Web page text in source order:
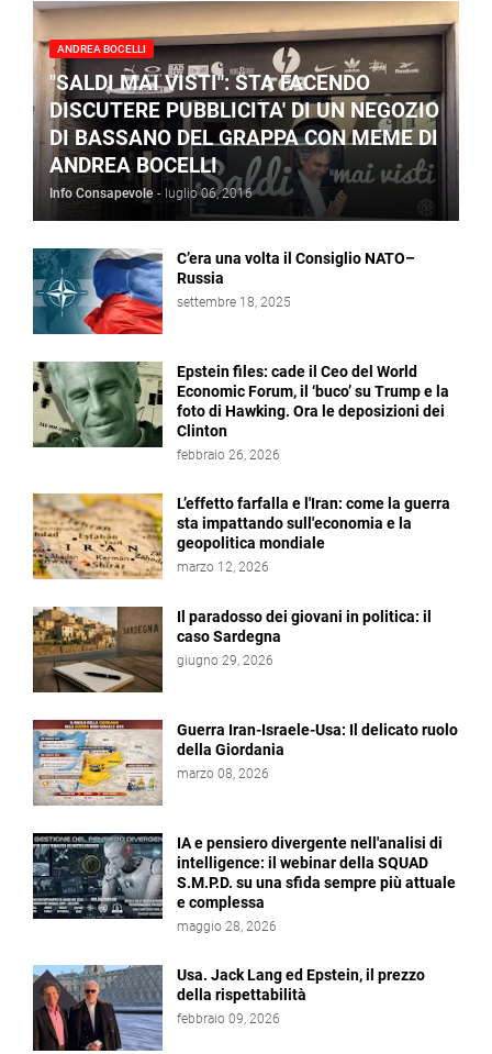
ANDREA BOCELLI
"SALDI MAI VISTI": STA FACENDO
DISCUTERE PUBBLICITA' DI UN NEGOZIO
DI BASSANO DEL GRAPPA CON MEME DI
ANDREA BOCELLI
Info Consapevole - luglio 06, 2016
C’era una volta il Consiglio NATO–
Russia
settembre 18, 2025
Epstein files: cade il Ceo del World
Economic Forum, il ‘buco’ su Trump e la
foto di Hawking. Ora le deposizioni dei
Clinton
febbraio 26, 2026
L’effetto farfalla e l'Iran: come la guerra
sta impattando sull'economia e la
geopolitica mondiale
marzo 12, 2026
Il paradosso dei giovani in politica: il
caso Sardegna
giugno 29, 2026
Guerra Iran-Israele-Usa: Il delicato ruolo
della Giordania
marzo 08, 2026
IA e pensiero divergente nell'analisi di
intelligence: il webinar della SQUAD
S.M.P.D. su una sfida sempre più attuale
e complessa
maggio 28, 2026
Usa. Jack Lang ed Epstein, il prezzo
della rispettabilità
febbraio 09, 2026